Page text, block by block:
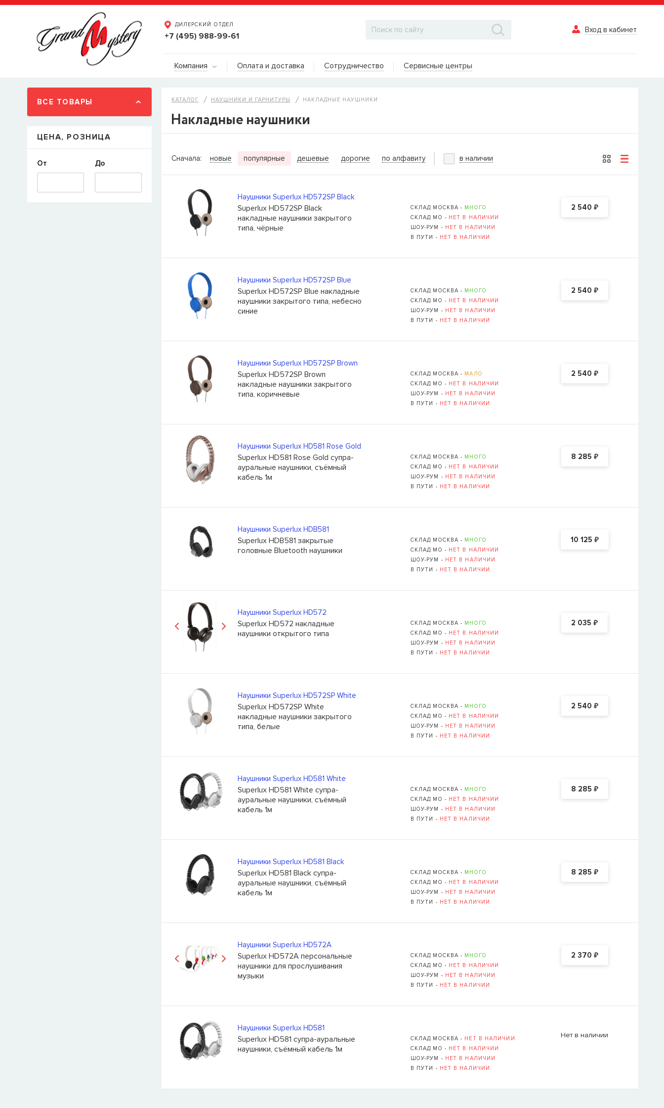
ДИЛЕРСКИЙ ОТДЕЛ
+7 (495) 988-99-61
ДИЛЕРСКИЙ ОТДЕЛ
109235, Г. МОСКВА, КУРЬЯНОВСКАЯ НАБЕРЕЖНАЯ, Д. 6, СТР. 1 (
пн–чт: 10:00–19:00
пт: 10:00–18:00
сб, вс: выходной
Вход в кабинет
Вход в кабинет
Компания Оплата и доставка Сотрудничество Сервисные центры
ВСЕ ТОВАРЫ
ЦЕНА, РОЗНИЦА
От До
КАТАЛОГ НАУШНИКИ И ГАРНИТУРЫ НАКЛАДНЫЕ НАУШНИКИ
Накладные наушники
СООБЩИТЬ КОГДА ПОЯВИТСЯ
ТовараСтруны для бас-гитар Olympia HQB45100Sсейчас нет в
когда товар можно будет купить.
СООБЩИТЬ
Сначала: новые популярные дешевые дорогие по алфавиту в наличии
Наушники Superlux HD572SP Black
Superlux HD572SP Black
накладные наушники закрытого
типа, чёрные
2 540 ₽
СКЛАД МОСКВА - МНОГО
СКЛАД МО - НЕТ В НАЛИЧИИ
ШОУ-РУМ - НЕТ В НАЛИЧИИ
В ПУТИ - НЕТ В НАЛИЧИИ
Наушники Superlux HD572SP Blue
Superlux HD572SP Blue накладные
наушники закрытого типа, небесно
синие
2 540 ₽
СКЛАД МОСКВА - МНОГО
СКЛАД МО - НЕТ В НАЛИЧИИ
ШОУ-РУМ - НЕТ В НАЛИЧИИ
В ПУТИ - НЕТ В НАЛИЧИИ
Наушники Superlux HD572SP Brown
Superlux HD572SP Brown
накладные наушники закрытого
типа, коричневые
2 540 ₽
СКЛАД МОСКВА - МАЛО
СКЛАД МО - НЕТ В НАЛИЧИИ
ШОУ-РУМ - НЕТ В НАЛИЧИИ
В ПУТИ - НЕТ В НАЛИЧИИ
Наушники Superlux HD581 Rose Gold
Superlux HD581 Rose Gold супра-
ауральные наушники, съёмный
кабель 1м
8 285 ₽
СКЛАД МОСКВА - МНОГО
СКЛАД МО - НЕТ В НАЛИЧИИ
ШОУ-РУМ - НЕТ В НАЛИЧИИ
В ПУТИ - НЕТ В НАЛИЧИИ
Наушники Superlux HDB581
Superlux HDB581 закрытые
головные Bluetooth наушники
10 125 ₽
СКЛАД МОСКВА - МНОГО
СКЛАД МО - НЕТ В НАЛИЧИИ
ШОУ-РУМ - НЕТ В НАЛИЧИИ
В ПУТИ - НЕТ В НАЛИЧИИ
Наушники Superlux HD572
Superlux HD572 накладные
наушники открытого типа
2 035₽
СКЛАД МОСКВА - МНОГО
СКЛАД МО - НЕТ В НАЛИЧИИ
ШОУ-РУМ - НЕТ В НАЛИЧИИ
В ПУТИ - НЕТ В НАЛИЧИИ
Наушники Superlux HD572SP White
Superlux HD572SP White
накладные наушники закрытого
типа, белые
2 540 ₽
СКЛАД МОСКВА - МНОГО
СКЛАД МО - НЕТ В НАЛИЧИИ
ШОУ-РУМ - НЕТ В НАЛИЧИИ
В ПУТИ - НЕТ В НАЛИЧИИ
Наушники Superlux HD581 White
Superlux HD581 White супра-
ауральные наушники, съёмный
кабель 1м
8 285 ₽
СКЛАД МОСКВА - МНОГО
СКЛАД МО - НЕТ В НАЛИЧИИ
ШОУ-РУМ - НЕТ В НАЛИЧИИ
В ПУТИ - НЕТ В НАЛИЧИИ
Наушники Superlux HD581 Black
Superlux HD581 Black супра-
ауральные наушники, съёмный
кабель 1м
8 285 ₽
СКЛАД МОСКВА - МНОГО
СКЛАД МО - НЕТ В НАЛИЧИИ
ШОУ-РУМ - НЕТ В НАЛИЧИИ
В ПУТИ - НЕТ В НАЛИЧИИ
Наушники Superlux HD572A
Superlux HD572A персональные
наушники для прослушивания
музыки
2 370 ₽
СКЛАД МОСКВА - МНОГО
СКЛАД МО - НЕТ В НАЛИЧИИ
ШОУ-РУМ - НЕТ В НАЛИЧИИ
В ПУТИ - НЕТ В НАЛИЧИИ
Наушники Superlux HD581
Superlux HD581 супра-ауральные
наушники, съёмный кабель 1м
Нет в наличии
СКЛАД МОСКВА - НЕТ В НАЛИЧИИ
СКЛАД МО - НЕТ В НАЛИЧИИ
ШОУ-РУМ - НЕТ В НАЛИЧИИ
В ПУТИ - НЕТ В НАЛИЧИИ